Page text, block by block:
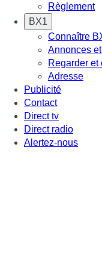
Règlement
BX1
Connaître
Annonces
Regarder et
Adresse
Publicité
Contact
Direct tv
Direct radio
Alertez-nous